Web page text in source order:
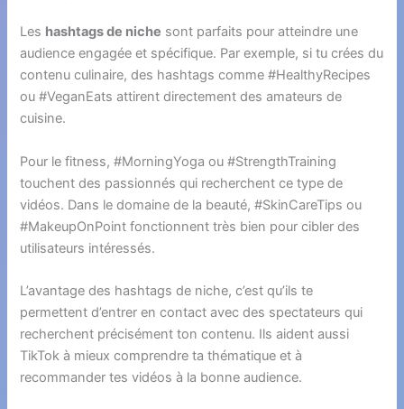
Les hashtags de niche sont parfaits pour atteindre une
audience engagée et spécifique. Par exemple, si tu crées du
contenu culinaire, des hashtags comme #HealthyRecipes
ou #VeganEats attirent directement des amateurs de
cuisine.
Pour le fitness, #MorningYoga ou #StrengthTraining
touchent des passionnés qui recherchent ce type de
vidéos. Dans le domaine de la beauté, #SkinCareTips ou
#MakeupOnPoint fonctionnent très bien pour cibler des
utilisateurs intéressés.
L’avantage des hashtags de niche, c’est qu’ils te
permettent d’entrer en contact avec des spectateurs qui
recherchent précisément ton contenu. Ils aident aussi
TikTok à mieux comprendre ta thématique et à
recommander tes vidéos à la bonne audience.